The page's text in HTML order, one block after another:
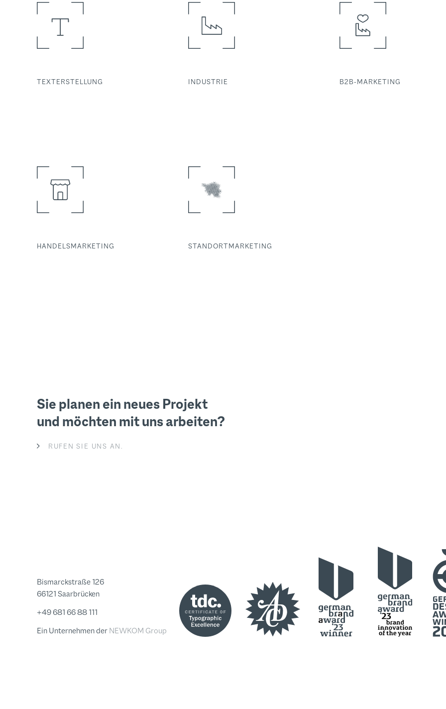
TEXTERSTELLUNG INDUSTRIE B2B-MARKETING
HANDELSMARKETING STANDORTMARKETING
Sie planen ein neues Projekt
und möchten mit uns arbeiten?
RUFEN SIE UNS AN.
Bismarckstraße 126
66121 Saarbrücken
+49 681 66 88 111
Ein Unternehmen der NEWKOM Group